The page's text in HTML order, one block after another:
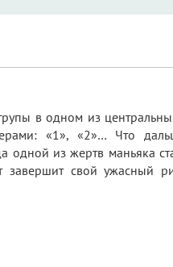
в одном из
«1», «2»… Что
одной из жертв маньяка
свой ужасный